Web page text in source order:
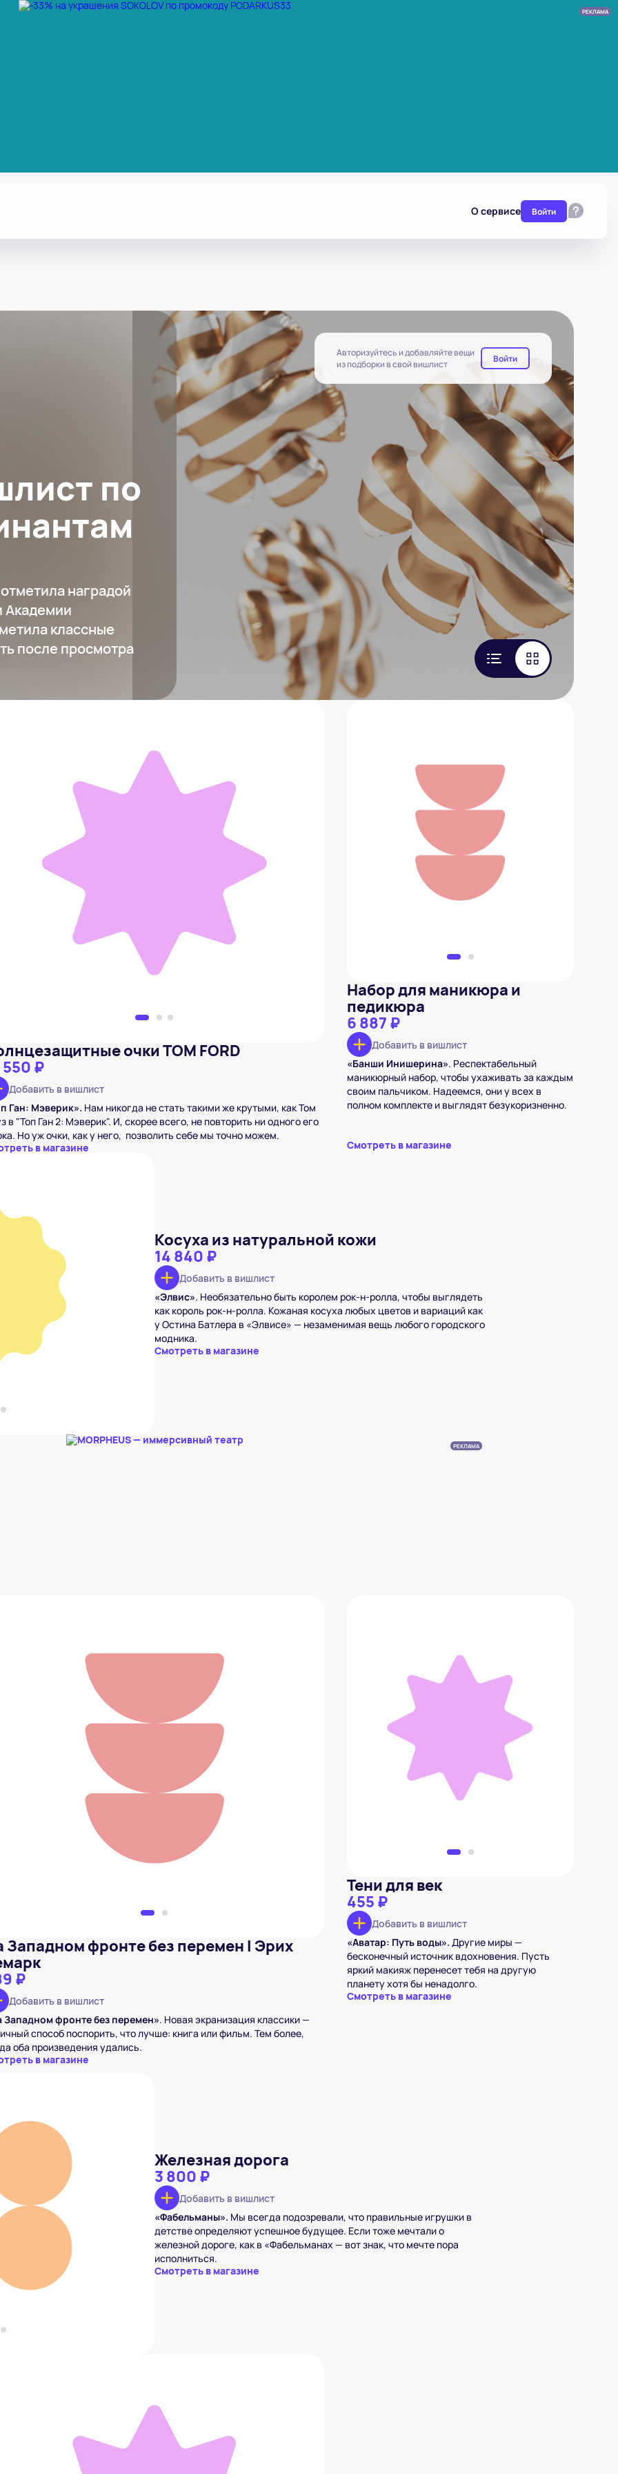
РЕКЛАМА
О сервисе Войти
по
наградой
Академии
классные
после просмотра
Авторизуйтесь и добавляйте вещи
из подборки в свой вишлист
Войти
очки TOM FORD
550 ₽
Добавить в вишлист
Ган: Мэверик». Нам никогда не стать такими же крутыми, как Том
в "Топ Ган 2: Мэверик". И, скорее всего, не повторить ни одного его
Но уж очки, как у него, позволить себе мы точно можем.
в магазине
Набор для маникюра и педикюра
6 887 ₽
Набор для маникюра и
педикюра
6 887 ₽
Добавить в вишлист
«Банши Инишерина». Респектабельный
маникюрный набор, чтобы ухаживать за каждым
своим пальчиком. Надеемся, они у всех в
полном комплекте и выглядят безукоризненно.
Смотреть в магазине
Косуха из натуральной кожи
14 840 ₽
Добавить в вишлист
«Элвис». Необязательно быть королем рок-н-ролла, чтобы выглядеть
как король рок-н-ролла. Кожаная косуха любых цветов и вариаций как
у Остина Батлера в «Элвисе» — незаменимая вещь любого городского
модника.
Смотреть в магазине
РЕКЛАМА
На Западном фронте без перемен I Эрих Ремарк
Добавить в вишлист
Западном фронте без перемен I Эрих
₽
Добавить в вишлист
Западном фронте без перемен». Новая экранизация классики —
способ поспорить, что лучше: книга или фильм. Тем более,
оба произведения удались.
в магазине
Тени для век
455 ₽
Добавить в вишлист
«Аватар: Путь воды». Другие миры —
бесконечный источник вдохновения. Пусть
яркий макияж перенесет тебя на другую
планету хотя бы ненадолго.
Смотреть в магазине
Железная дорога
3 800 ₽
Добавить в вишлист
«Фабельманы». Мы всегда подозревали, что правильные игрушки в
детстве определяют успешное будущее. Если тоже мечтали о
железной дороге, как в «Фабельманах — вот знак, что мечте пора
исполниться.
Смотреть в магазине